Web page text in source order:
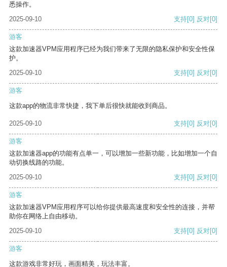
悉操作。
2025-09-10
支持[0] 反对[0]
游客
这款加速器VPM应用程序已经为我们带来了无限的隐私保护和安全性保
护。
2025-09-10
支持[0] 反对[0]
游客
这款app的物流非常快捷，我下单后很快就能收到商品。
2025-09-10 支持[0] 反对[0]
游客
这款加速器app的功能有点单一，可以增加一些新功能，比如增加一个自
动切换线路的功能。
2025-09-10
支持[0] 反对[0]
游客
这款加速器VPM应用程序可以给你提供最高速度和安全性的连接，并帮
助你在网络上自由移动。
2025-09-10
支持[0] 反对[0]
游客
这款游戏非常好玩，画面精美，玩法丰富。